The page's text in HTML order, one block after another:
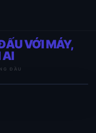
VỚI MÁY,
AI
ĐẦU